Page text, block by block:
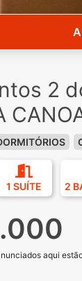
2
1 SUÍTE 2
aqui